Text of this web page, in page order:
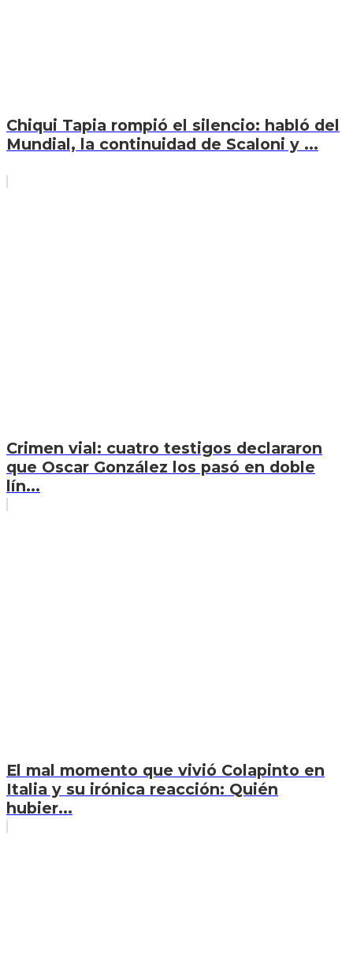
Chiqui Tapia rompió el silencio: habló del
Mundial, la continuidad de Scaloni y ...
Crimen vial: cuatro testigos declararon
que Oscar González los pasó en doble
lín...
El mal momento que vivió Colapinto en
Italia y su irónica reacción: Quién
hubier...